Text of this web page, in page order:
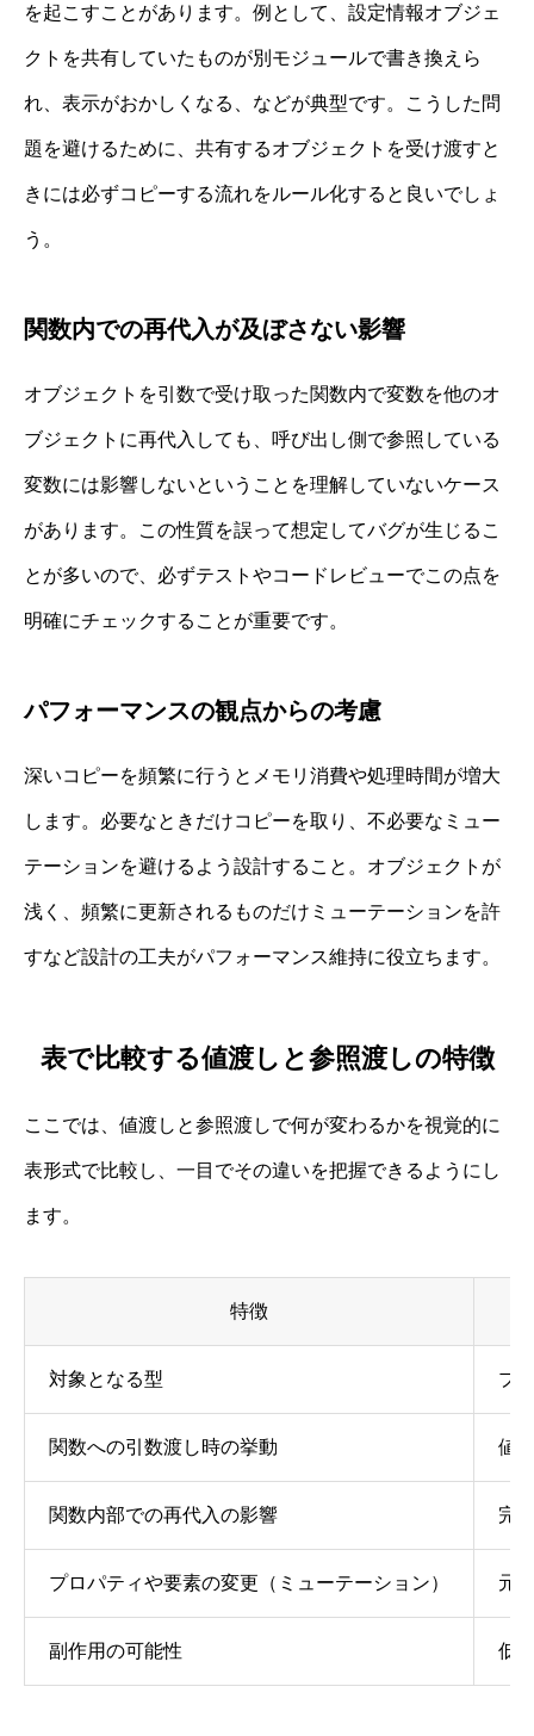
を起こすことがあります。例として、設定情報オブジェ
クトを共有していたものが別モジュールで書き換えら
れ、表示がおかしくなる、などが典型です。こうした問
題を避けるために、共有するオブジェクトを受け渡すと
きには必ずコピーする流れをルール化すると良いでしょ
う。
関数内での再代入が及ぼさない影響
オブジェクトを引数で受け取った関数内で変数を他のオ
ブジェクトに再代入しても、呼び出し側で参照している
変数には影響しないということを理解していないケース
があります。この性質を誤って想定してバグが生じるこ
とが多いので、必ずテストやコードレビューでこの点を
明確にチェックすることが重要です。
パフォーマンスの観点からの考慮
深いコピーを頻繁に行うとメモリ消費や処理時間が増大
します。必要なときだけコピーを取り、不必要なミュー
テーションを避けるよう設計すること。オブジェクトが
浅く、頻繁に更新されるものだけミューテーションを許
すなど設計の工夫がパフォーマンス維持に役立ちます。
表で比較する値渡しと参照渡しの特徴
ここでは、値渡しと参照渡しで何が変わるかを視覚的に
表形式で比較し、一目でその違いを把握できるようにし
ます。
特徴
対象となる型 プ
関数への引数渡し時の挙動 値
関数内部での再代入の影響 完
プロパティや要素の変更（ミューテーション） 元
副作用の可能性 低